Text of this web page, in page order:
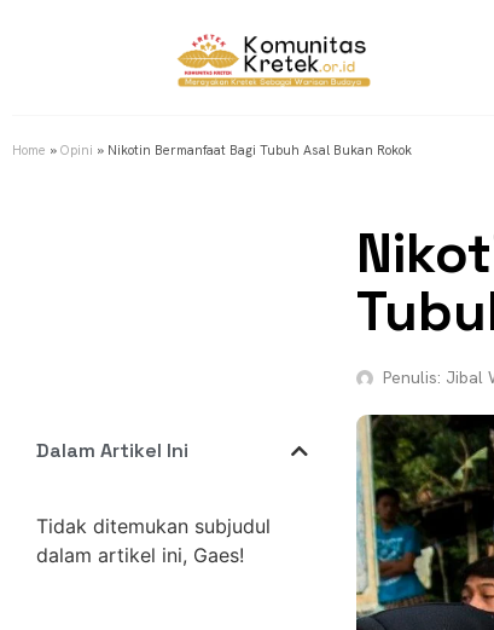
Home » Opini » Nikotin Bermanfaat Bagi Tubuh Asal Bukan Rokok
Penulis: Jibal
Dalam Artikel Ini
Tidak ditemukan subjudul
dalam artikel ini, Gaes!